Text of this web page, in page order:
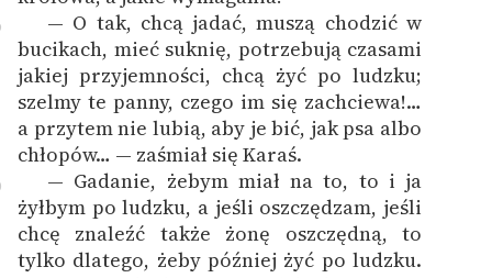
— O tak, chcą jadać, muszą chodzić w
bucikach, mieć suknię, potrzebują czasami
jakiej przyjemności, chcą żyć po ludzku;
szelmy te panny, czego im się zachciewa!…
a przytem nie lubią, aby je bić, jak psa albo
chłopów… — zaśmiał się Karaś.
— Gadanie, żebym miał na to, to i ja
żyłbym po ludzku, a jeśli oszczędzam, jeśli
chcę znaleźć także żonę oszczędną, to
tylko dlatego, żeby później żyć po ludzku.